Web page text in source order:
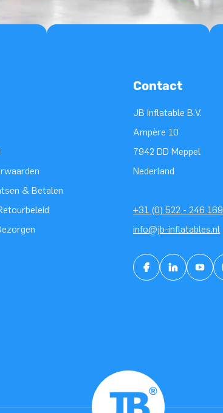
& Betalen
Contact
JB Inflatable B.V.
Ampère 10
7942 DD Meppel
Nederland
+31 (0) 522 - 246 169
info@jb-inflatables.nl